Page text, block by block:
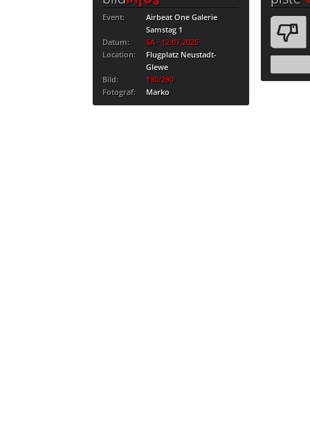
Event:
Airbeat One Galerie
Samstag 1
Datum:
SA · 12.07.2025
Location:
Flugplatz Neustadt-
Glewe
Bild:
130/290
Fotograf:
Marko